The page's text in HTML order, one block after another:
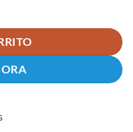
acero cantidad